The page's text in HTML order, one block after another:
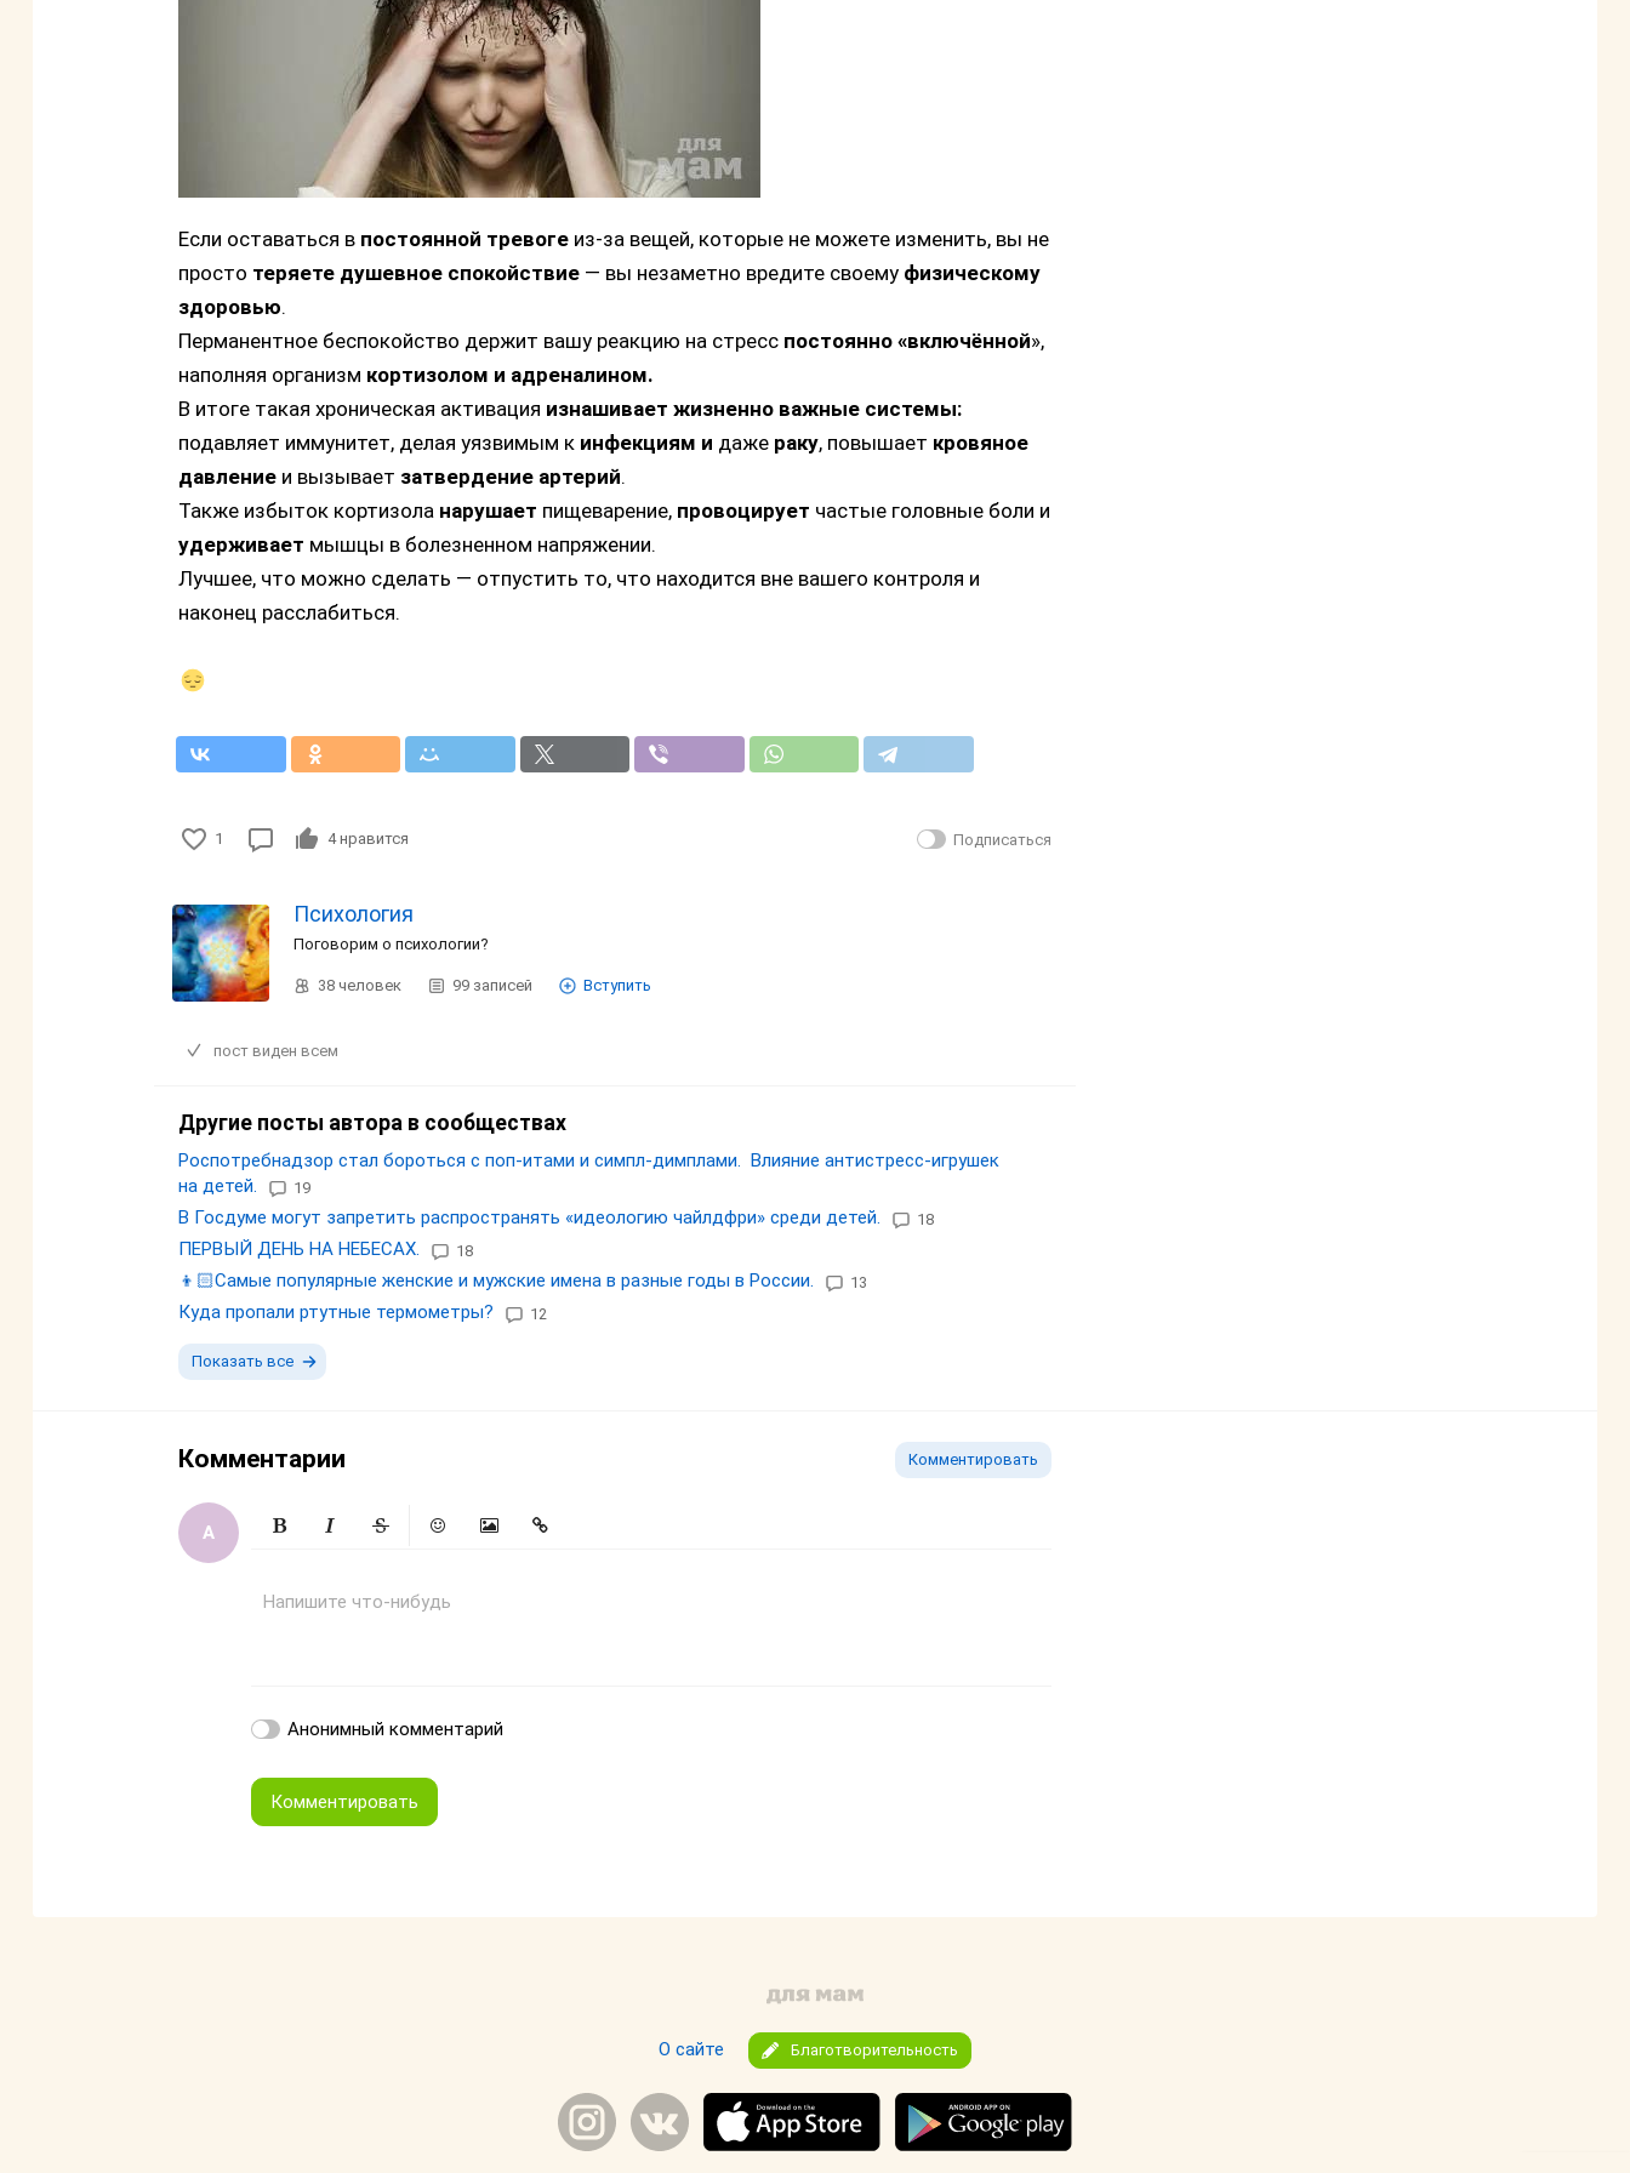
Если оставаться в постоянной тревоге из-за вещей, которые не можете изменить, вы не
просто теряете душевное спокойствие — вы незаметно вредите своему физическому
здоровью.
Перманентное беспокойство держит вашу реакцию на стресс постоянно «включённой»,
наполняя организм кортизолом и адреналином.
В итоге такая хроническая активация изнашивает жизненно важные системы:
подавляет иммунитет, делая уязвимым к инфекциям и даже раку, повышает кровяное
давление и вызывает затвердение артерий.
Также избыток кортизола нарушает пищеварение, провоцирует частые головные боли и
удерживает мышцы в болезненном напряжении.
Лучшее, что можно сделать — отпустить то, что находится вне вашего контроля и
наконец расслабиться.
1 4нравится Подписаться
Психология
Поговорим о психологии?
38 человек 99 записей Вступить
пост виден всем
Другие посты автора в сообществах
Роспотребнадзор стал бороться с поп-итами и симпл-димплами. Влияние антистресс-игрушек
на детей.
19
В Госдуме могут запретить распространять «идеологию чайлдфри» среди детей. 18
ПЕРВЫЙ ДЕНЬ НА НЕБЕСАХ. 18
👦🏻Самые популярные женские и мужские имена в разные годы в России. 13
Куда пропали ртутные термометры? 12
Показать все
Комментарии Комментировать
Напишите что-нибудь
Анонимный комментарий
Комментировать
О сайте Благотворительность